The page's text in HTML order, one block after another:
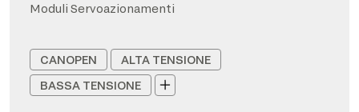
Moduli Servoazionamenti
CANOPEN
ALTA TENSIONE
BASSA TENSIONE